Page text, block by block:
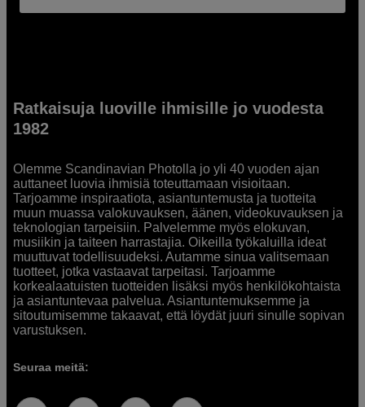
Ratkaisuja luoville ihmisille jo vuodesta
1982
Olemme Scandinavian Photolla jo yli 40 vuoden ajan
auttaneet luovia ihmisiä toteuttamaan visioitaan.
Tarjoamme inspiraatiota, asiantuntemusta ja tuotteita
muun muassa valokuvauksen, äänen, videokuvauksen ja
teknologian tarpeisiin. Palvelemme myös elokuvan,
musiikin ja taiteen harrastajia. Oikeilla työkaluilla ideat
muuttuvat todellisuudeksi. Autamme sinua valitsemaan
tuotteet, jotka vastaavat tarpeitasi. Tarjoamme
korkealaatuisten tuotteiden lisäksi myös henkilökohtaista
ja asiantuntevaa palvelua. Asiantuntemuksemme ja
sitoutumisemme takaavat, että löydät juuri sinulle sopivan
varustuksen.
Seuraa meitä: